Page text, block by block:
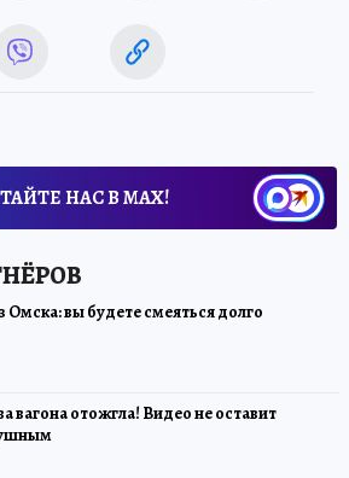
НАС В МАХ!
Омска: вы будете смеяться долго
вагона отожгла! Видео не оставит